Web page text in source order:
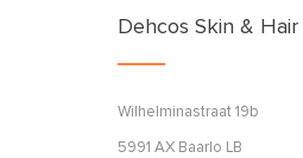
Dehcos Skin &
Wilhelminastraat 19b
5991 AX Baarlo LB